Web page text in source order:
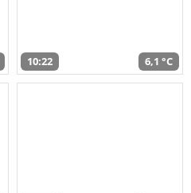
10:22 6,1 °C